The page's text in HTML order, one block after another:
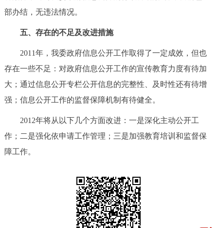
部办结，无违法情况。
五、存在的不足及改进措施
2011年，我委政府信息公开工作取得了一定成效，但也
存在一些不足：对政府信息公开工作的宣传教育力度有待加
大；通过信息公开专栏公开信息的完整性、及时性还有待增
强；信息公开工作的监督保障机制有待健全。
2012年将从以下几个方面改进：一是深化主动公开工
作；二是强化依申请工作管理；三是加强教育培训和监督保
障工作。